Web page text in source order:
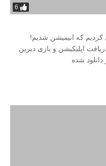
6
که انیمیشن شدیم!
اپلیکیشن و بازی دیرین
دانلود شده